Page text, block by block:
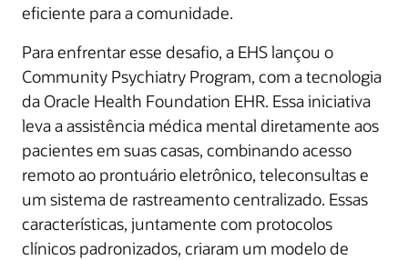
eficiente para a comunidade.
Para enfrentar esse desafio, a EHS lançou o
Community Psychiatry Program, com a tecnologia
da Oracle Health Foundation EHR. Essa iniciativa
leva a assistência médica mental diretamente aos
pacientes em suas casas, combinando acesso
remoto ao prontuário eletrônico, teleconsultas e
um sistema de rastreamento centralizado. Essas
características, juntamente com protocolos
clínicos padronizados, criaram um modelo de